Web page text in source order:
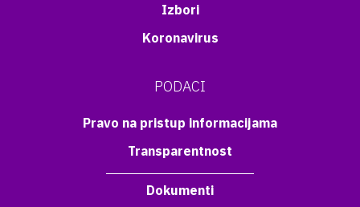
Izbori
Koronavirus
PODACI
Pravo na pristup informacijama
Transparentnost
Dokumenti